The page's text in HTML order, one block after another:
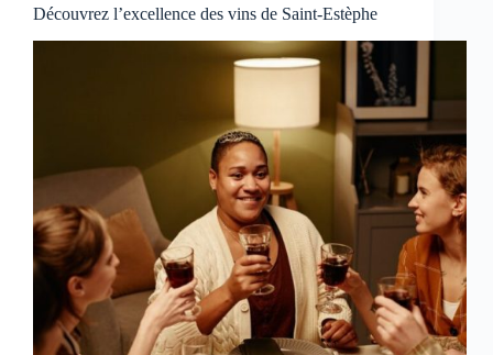
Découvrez l’excellence des vins de Saint-Estèphe